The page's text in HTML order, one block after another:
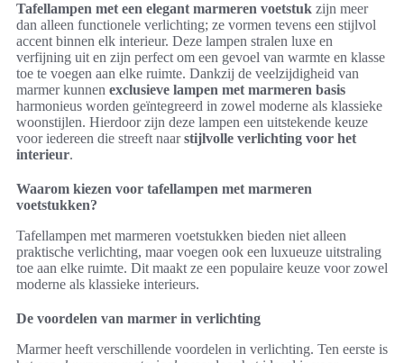
Tafellampen met een elegant marmeren voetstuk zijn meer
dan alleen functionele verlichting; ze vormen tevens een stijlvol
accent binnen elk interieur. Deze lampen stralen luxe en
verfijning uit en zijn perfect om een gevoel van warmte en klasse
toe te voegen aan elke ruimte. Dankzij de veelzijdigheid van
marmer kunnen exclusieve lampen met marmeren basis
harmonieus worden geïntegreerd in zowel moderne als klassieke
woonstijlen. Hierdoor zijn deze lampen een uitstekende keuze
voor iedereen die streeft naarstijlvolle verlichting voor het
interieur.
Waarom kiezen voor tafellampen met marmeren
voetstukken?
Tafellampen met marmeren voetstukken bieden niet alleen
praktische verlichting, maar voegen ook een luxueuze uitstraling
toe aan elke ruimte. Dit maakt ze een populaire keuze voor zowel
moderne als klassieke interieurs.
De voordelen van marmer in verlichting
Marmer heeft verschillende voordelen in verlichting. Ten eerste is